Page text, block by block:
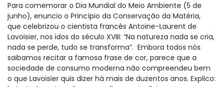
Para comemorar o Dia Mundial do Meio Ambiente (5 de
junho), enuncio o Princípio da Conservação da Matéria,
que celebrizou o cientista francês Antoine-Laurent de
Lavoisier, nos idos do século XVIII: “Na natureza nada se cria,
nada se perde, tudo se transforma”. Embora todos nós
saibamos recitar a famosa frase de cor, parece que a
sociedade de consumo moderna não compreendeu bem
o que Lavoisier quis dizer há mais de duzentos anos. Explico: